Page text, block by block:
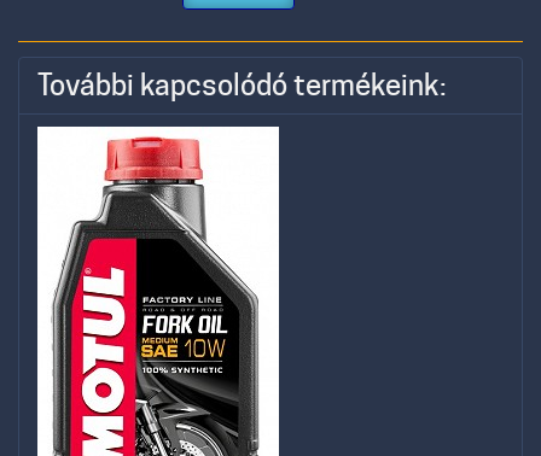
További kapcsolódó termékeink: